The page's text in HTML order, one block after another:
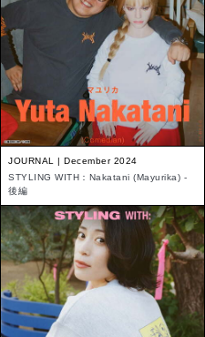
JOURNAL | December 2024
STYLING WITH：Nakatani (Mayurika) -
後編